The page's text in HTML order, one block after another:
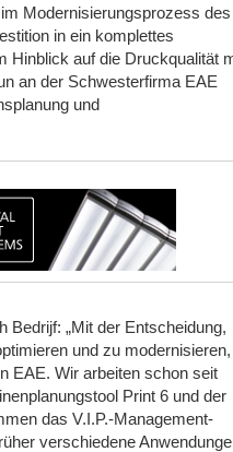
Modernisierungsprozess des
in ein komplettes
Hinblick auf die Druckqualität
an der Schwesterfirma EAE
und
Bedrijf: „Mit der Entscheidung,
und zu modernisieren,
EAE. Wir arbeiten schon seit
Print 6 und der
das V.I.P.-Management-
verschiedene